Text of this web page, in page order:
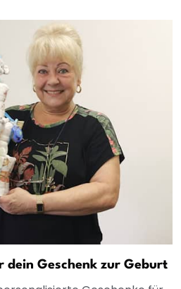
dein Geschenk zur Geburt